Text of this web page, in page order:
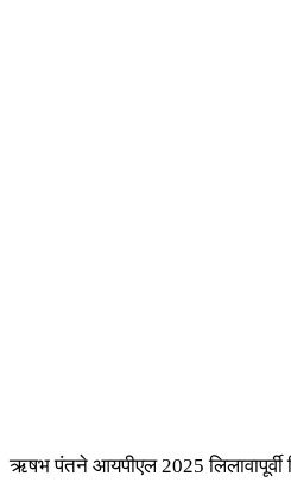
ऋषभ पंतने आयपीएल 2025 लिलावापूर्वी